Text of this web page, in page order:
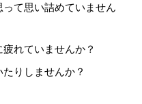
て思い詰めていません
れていませんか？
りしませんか？